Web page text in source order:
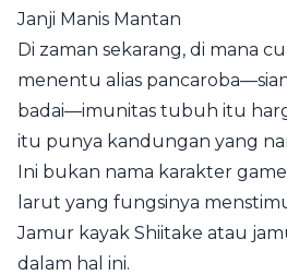
Janji Manis Mantan
Di zaman sekarang, di mana
menentu alias
badai—imunitas tubuh itu
itu punya kandungan yang
Ini bukan nama karakter game
larut yang fungsinya
Jamur kayak Shiitake atau
dalam hal ini.